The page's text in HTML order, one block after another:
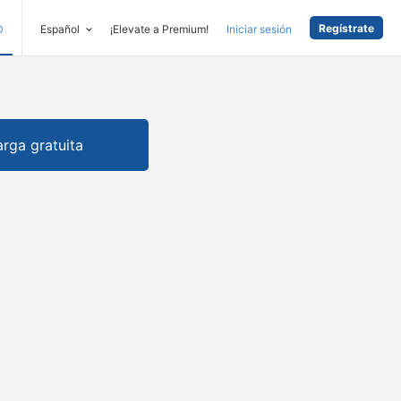
Español ¡Elevate a Premium! Iniciar sesión Regístrate
gratuita